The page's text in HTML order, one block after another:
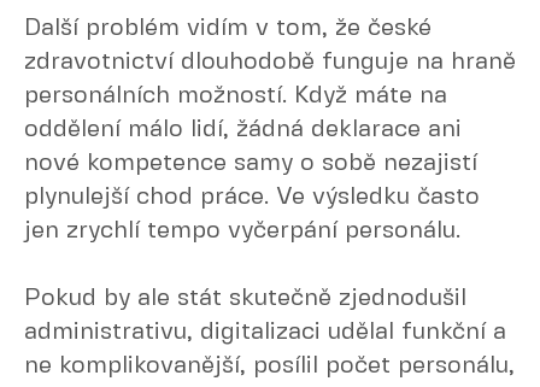
Další problém vidím v tom, že české
zdravotnictví dlouhodobě funguje na hraně
personálních možností. Když máte na
oddělení málo lidí, žádná deklarace ani
nové kompetence samy o sobě nezajistí
plynulejší chod práce. Ve výsledku často
jen zrychlí tempo vyčerpání personálu.
Pokud by ale stát skutečně zjednodušil
administrativu, digitalizaci udělal funkční a
ne komplikovanější, posílil počet personálu,